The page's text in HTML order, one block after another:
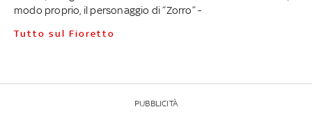
modo proprio, il personaggio di “Zorro” -
Tutto sul Fioretto
PUBBLICITÀ